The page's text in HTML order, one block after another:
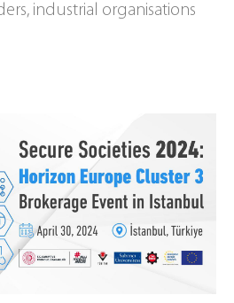
industrial organisations